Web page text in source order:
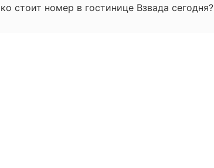
стоит номер в гостинице Взвада сегодня?